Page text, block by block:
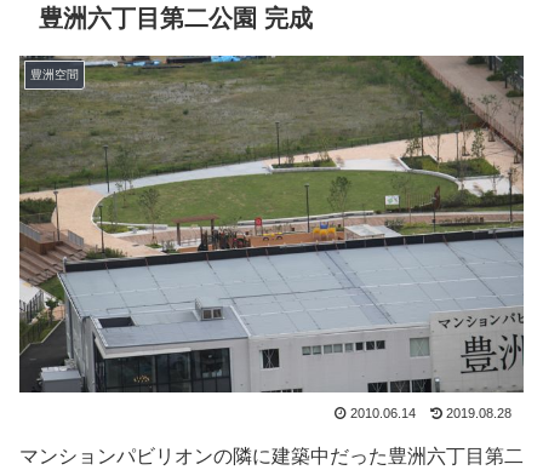
豊洲六丁目第二公園 完成
豊洲空間
2010.06.14 2019.08.28
マンションパビリオンの隣に建築中だった豊洲六丁目第二